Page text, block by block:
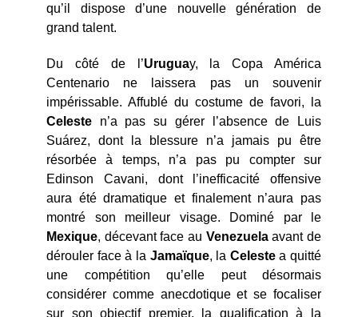
qu’il dispose d’une nouvelle génération de
grand talent.
Du côté de l’Uruguay, la Copa América
Centenario ne laissera pas un souvenir
impérissable. Affublé du costume de favori, la
Celeste n’a pas su gérer l’absence de Luis
Suárez, dont la blessure n’a jamais pu être
résorbée à temps, n’a pas pu compter sur
Edinson Cavani, dont l’inefficacité offensive
aura été dramatique et finalement n’aura pas
montré son meilleur visage. Dominé par le
Mexique, décevant face au Venezuelaavant de
dérouler face à la Jamaïque, la Celestea quitté
une compétition qu’elle peut désormais
considérer comme anecdotique et se focaliser
sur son objectif premier, la qualification à la